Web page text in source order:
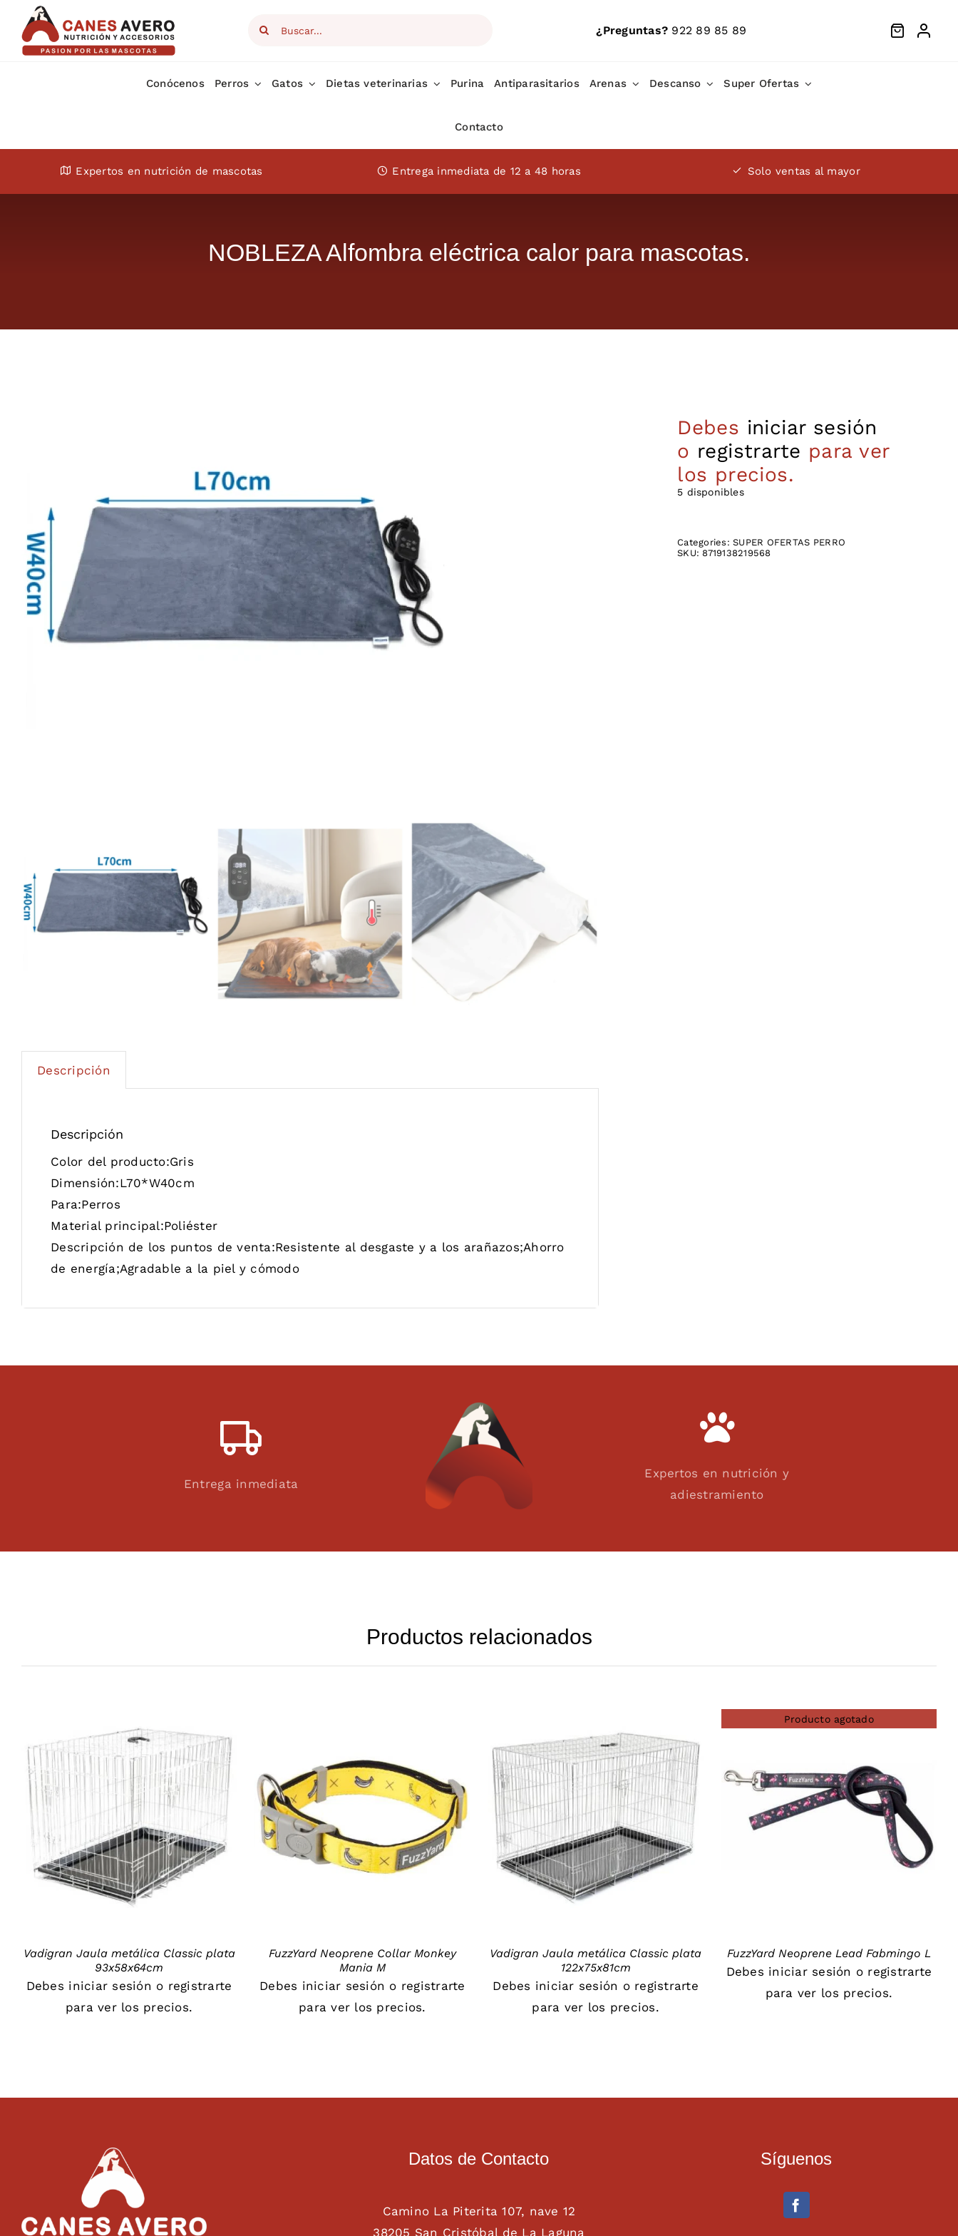
content
Search
¿Preguntas? 922 89 85 89
Conócenos Perros Gatos Dietas veterinarias Purina Antiparasitarios Arenas Descanso Super Ofertas
Contacto
Expertos en nutrición de mascotas Entrega inmediata de 12 a 48 horas Solo ventas al mayor
NOBLEZA Alfombra eléctrica calor para mascotas.
Descripción
Descripción
Color del producto:Gris
Dimensión:L70*W40cm
Para:Perros
Material principal:Poliéster
Descripción de los puntos de venta:Resistente al desgaste y a los arañazos;Ahorro
de energía;Agradable a la piel y cómodo
Debes iniciar sesión
o registrarte para ver
los precios.
5 disponibles
Categories:SUPER OFERTAS PERRO
SKU: 8719138219568
Entrega inmediata
Expertos en nutrición y
adiestramiento
Productos relacionados
DETAILS
Vadigran Jaula metálica Classic plata
93x58x64cm
Debes iniciar sesión o registrarte
para ver los precios.
FuzzYard Neoprene Collar Monkey
Mania M
Debes iniciar sesión o registrarte
para ver los precios.
DETAILS
Vadigran Jaula metálica Classic plata
122x75x81cm
Debes iniciar sesión o registrarte
para ver los precios.
Producto agotado
FuzzYard Neoprene Lead Fabmingo L
Debes iniciar sesión o registrarte
para ver los precios.
Datos de Contacto
Camino La Piterita 107, nave 12
38205 San Cristóbal de La Laguna
Síguenos